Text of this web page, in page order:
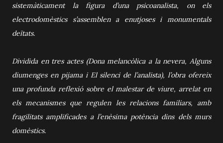
sistemàticament la figura d’una psicoanalista, on els
electrodomèstics s’assemblen a enutjoses i monumentals
deïtats.
Dividida en tres actes (Dona melancòlica a la nevera, Alguns
diumenges en pijama i El silenci de l’analista), l’obra ofereix
una profunda reflexió sobre el malestar de viure, arrelat en
els mecanismes que regulen les relacions familiars, amb
fragilitats amplificades a l’enèsima potència dins dels murs
domèstics.